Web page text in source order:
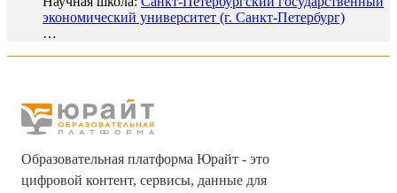
экономический университет (г. Санкт-Петербург)
…
Образовательная платформа Юрайт - это
цифровой контент, сервисы, данные для